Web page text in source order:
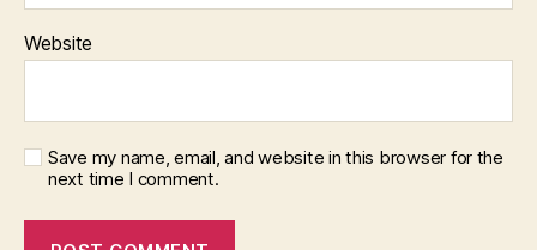
Website
Save my name, email, and website in this browser for the
next time I comment.